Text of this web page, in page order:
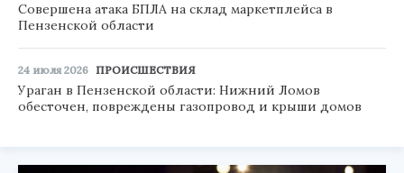
Совершена атака БПЛА на склад маркетплейса в
Пензенской области
24 июля 2026 ПРОИСШЕСТВИЯ
Ураган в Пензенской области: Нижний Ломов
обесточен, повреждены газопровод и крыши домов